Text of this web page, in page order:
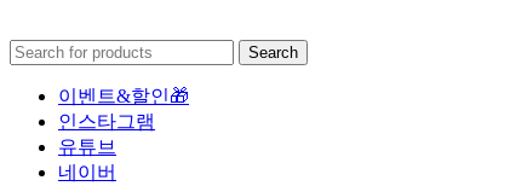
Search
이벤트&할인🎁
인스타그램
유튜브
네이버